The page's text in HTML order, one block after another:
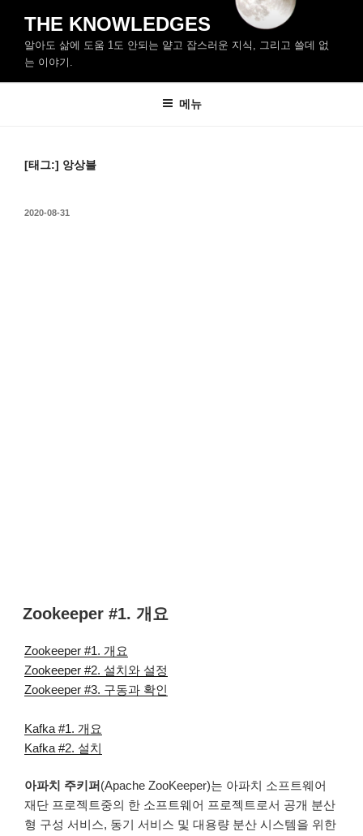
바
THE KNOWLEDGES
알아도 삶에 도움 1도 안되는 얕고 잡스러운 지식, 그리고 쓸데 없
는 이야기.
메뉴
[태그:] 앙상블
작
2020-08-31
Zookeeper #1. 개요
Zookeeper #1. 개요
Zookeeper #2. 설치와 설정
Zookeeper #3. 구동과 확인
Kafka #1. 개요
Kafka #2. 설치
아파치 주키퍼(Apache ZooKeeper)는 아파치 소프트웨어
재단 프로젝트중의 한 소프트웨어 프로젝트로서 공개 분산
형 구성 서비스, 동기 서비스 및 대용량 분산 시스템을 위한